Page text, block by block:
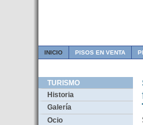
INICIO PISOS EN VENTA
TURISMO
Historia
Galería
Ocio